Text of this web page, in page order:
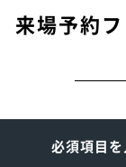
来場予約
必須項目を